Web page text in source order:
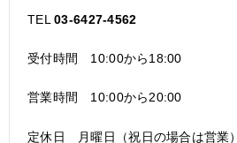
TEL03-6427-4562
受付時間 10:00から18:00
営業時間 10:00から20:00
定休日 月曜日（祝日の場合は営業）